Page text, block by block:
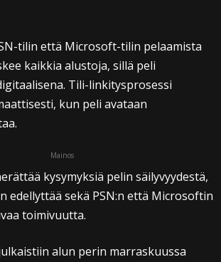
tilin että Microsoft-tilin pelaamista
kaikkia alustoja, sillä peli
Tili-linkitysprosessi
kun peli avataan
Mainos
kysymyksiä pelin säilyvyydestä,
edellyttää sekä PSN:n että Microsoftin
toimivuutta.
alun perin marraskuussa